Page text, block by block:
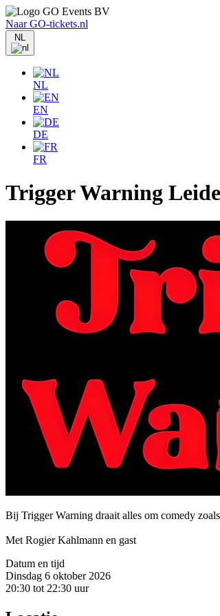
Naar GO-tickets.nl
NL
NL
EN
DE
FR
Trigger Warning
Bij Trigger Warning draait alles om comedy
Met Rogier Kahlmann en gast
Datum en tijd
Dinsdag 6 oktober 2026
20:30 tot 22:30 uur